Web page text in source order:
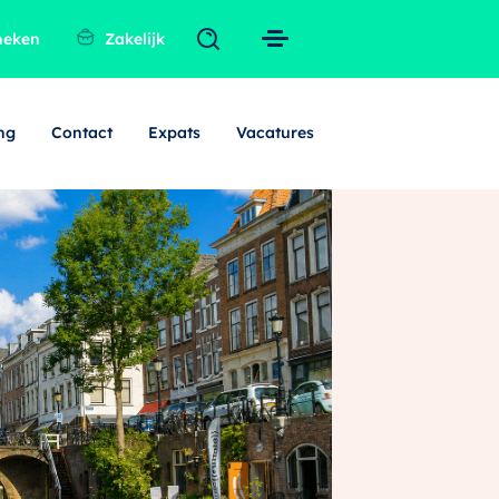
Zakelijk
Contact Expats Vacatures